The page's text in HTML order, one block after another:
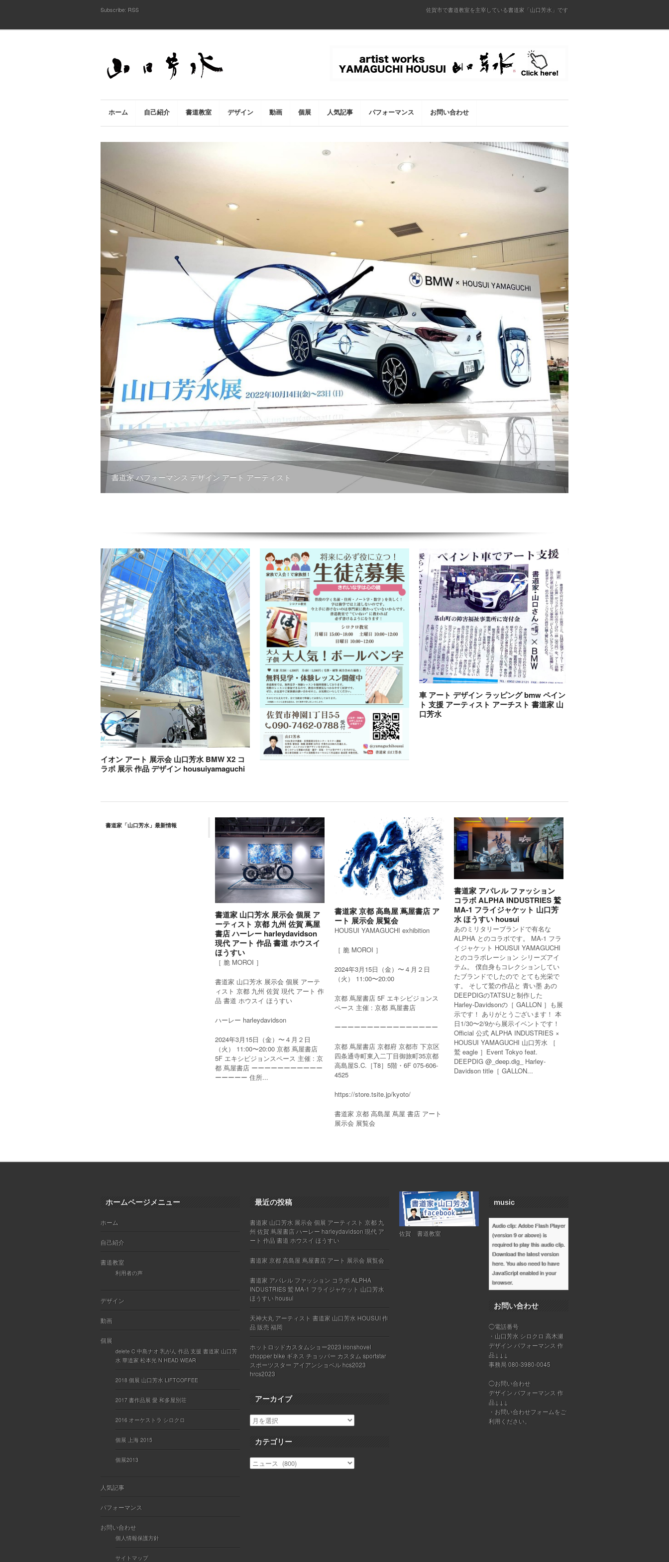
Subscribe: RSS 佐賀市で書道教室を主宰している書道家「山口芳水」です
ホーム 自己紹介 書道教室 デザイン 動画 個展 人気記事 パフォーマンス お問い合わせ
書道家 パフォーマンス デザイン アート アーティスト
イオン アート 展示会 山口芳水 BMW X2 コ
ラボ 展示 作品 デザイン housuiyamaguchi
車 アート デザイン ラッピング bmw ペイン
ト 支援 アーティスト アーチスト 書道家 山
口芳水
書道家「山口芳水」最新情報
書道家 山口芳水 展示会 個展 ア
ーティスト 京都 九州 佐賀 蔦屋
書店 ハーレー harleydavidson
現代 アート 作品 書道 ホウスイ
ほうすい
［ 脆 MOROI ］
書道家 山口芳水 展示会 個展 アーテ
ィスト 京都 九州 佐賀 現代 アート 作
品 書道 ホウスイ ほうすい
ハーレー harleydavidson
2024年3月15日（金）〜４月２日
（火） 11:00〜20:00 京都 蔦屋書店
5F エキシビジョンスペース 主催 : 京
都 蔦屋書店 ーーーーーーーーーーー
ーーーーー 住所...
書道家 京都 高島屋 蔦屋書店 ア
ート 展示会 展覧会
HOUSUI YAMAGUCHI exhibition
［ 脆 MOROI ］
2024年3月15日（金）〜４月２日
（火） 11:00〜20:00
京都 蔦屋書店 5F エキシビジョンス
ペース 主催 : 京都 蔦屋書店
ーーーーーーーーーーーーーーーー
京都 蔦屋書店 京都府 京都市 下京区
四条通寺町東入二丁目御旅町35京都
高島屋S.C.［T8］5階・6F 075-606-
4525
https://store.tsite.jp/kyoto/
書道家 京都 高島屋 蔦屋 書店 アート
展示会 展覧会
書道家 アパレル ファッション
コラボ ALPHA INDUSTRIES 鷲
MA-1 フライジャケット 山口芳
水 ほうすい housui
あのミリタリーブランドで有名な
ALPHA とのコラボです。 MA-1 フラ
イジャケット HOUSUI YAMAGUCHI
とのコラボレーション シリーズアイ
テム。 僕自身もコレクションしてい
たブランドでしたので とても光栄で
す。 そして鷲の作品と 青い墨 あの
DEEPDIGのTATSUと制作した
Harley-Davidsonの［ GALLON ］も展
示です！ ありがとうございます！ 本
日1/30〜2/9から展示イベントです！
Official 公式 ALPHA INDUSTRIES ×
HOUSUI YAMAGUCHI 山口芳水 ［
鷲 eagle ］Event Tokyo feat.
DEEPDIG @_deep.dig_ Harley-
Davidson title［ GALLON...
ホームページメニュー
ホーム
自己紹介
書道教室
利用者の声
デザイン
動画
個展
delete C 中島ナオ 乳がん 作品 支援 書道家 山口芳
水 華道家 松本光 N HEAD WEAR
2018 個展 山口芳水 LIFTCOFFEE
2017 書作品展 愛 和多屋別荘
2016 オーケストラ シロクロ
個展 上海 2015
個展2013
人気記事
パフォーマンス
お問い合わせ
個人情報保護方針
サイトマップ
最近の投稿
書道家 山口芳水 展示会 個展 アーティスト 京都 九
州 佐賀 蔦屋書店 ハーレー harleydavidson 現代 ア
ート 作品 書道 ホウスイ ほうすい
書道家 京都 高島屋 蔦屋書店 アート 展示会 展覧会
書道家 アパレル ファッション コラボ ALPHA
INDUSTRIES 鷲 MA-1 フライジャケット 山口芳水
ほうすい housui
天神大丸 アーティスト 書道家 山口芳水 HOUSUI 作
品 販売 福岡
ホットロッドカスタムショー2023 ironshovel
chopper bike ギネス チョッパー カスタム sportstar
スポーツスター アイアンショベル hcs2023
hrcs2023
アーカイブ
カテゴリー
佐賀 書道教室
music
Audio clip: Adobe Flash Player
(version 9 or above) is
required to play this audio clip.
Download the latest version
here. You also need to have
JavaScript enabled in your
browser.
お問い合わせ
◯電話番号
・山口芳水 シロクロ 高木瀬
デザイン パフォーマンス 作
品↓↓↓
事務局 080-3980-0045
◯お問い合わせ
デザイン パフォーマンス 作
品↓↓↓
・ お問い合わせフォームをご
利用ください。